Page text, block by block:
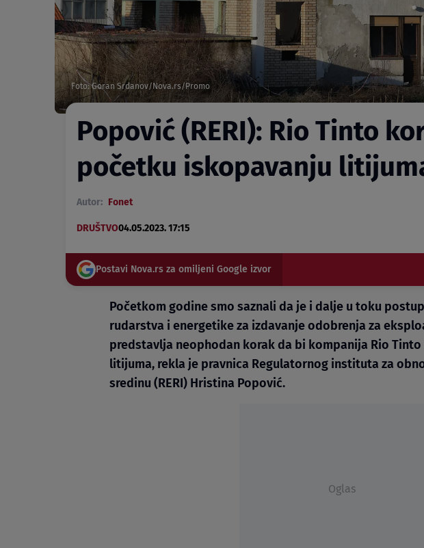
Foto: Goran Srdanov/Nova.rs/Promo
Popović (RERI): Rio Tinto
početku iskopavanju
Autor: Fonet
DRUŠTVO04.05.2023. 17:15
Postavi Nova.rs za omiljeni Google izvor
Početkom godine smo saznali da je i dalje u toku
rudarstva i energetike za izdavanje odobrenja za
predstavlja neophodan korak da bi kompanija Rio
litijuma, rekla je pravnica Regulatornog instituta za
sredinu (RERI) Hristina Popović.
Oglas